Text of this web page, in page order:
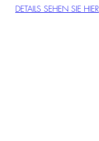
DETAILS SEHEN SIE HIER